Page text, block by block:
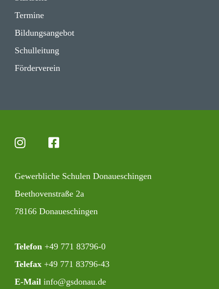
Termine
Bildungs­angebot
Schul­lei­tung
Förder­verein
Gewerb­liche Schulen Donaueschingen
Beet­ho­ven­straße 2a
78166 Donaueschingen
Telefon +49 771 83796-0‍
Telefax+49 771 83796-43
E-Mail info@gsdonau.de